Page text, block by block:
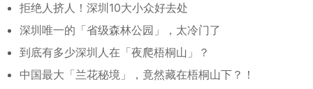
拒绝人挤人！深圳10大小众好去处
深圳唯一的「省级森林公园」，太冷门了
到底有多少深圳人在「夜爬梧桐山」？
中国最大「兰花秘境」，竟然藏在梧桐山下？！